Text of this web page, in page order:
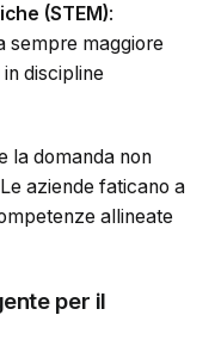
(STEM):
sempre maggiore
discipline
la domanda non
aziende faticano a
allineate
per il